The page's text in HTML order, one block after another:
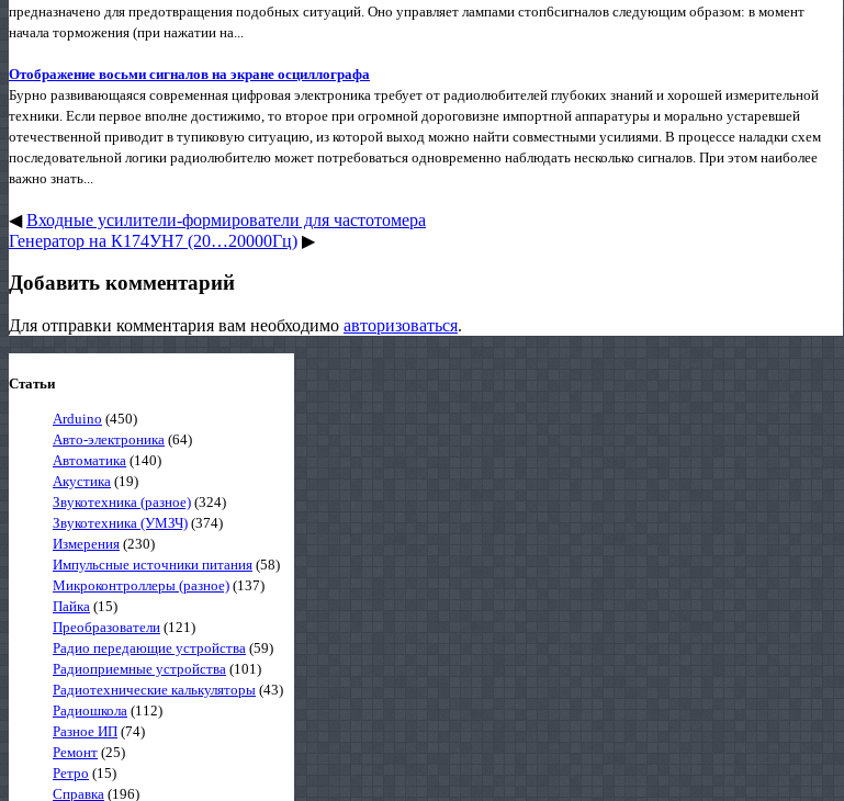
предназначено для предотвращения подобных ситуаций. Оно управляет лампами стоп6сигналов следующим образом: в момент
начала торможения (при нажатии на...
Отображение восьми сигналов на экране осциллографа
Бурно развивающаяся современная цифровая электроника требует от радиолюбителей глубоких знаний и хорошей измерительной
техники. Если первое вполне достижимо, то второе при огромной дороговизне импортной аппаратуры и морально устаревшей
отечественной приводит в тупиковую ситуацию, из которой выход можно найти совместными усилиями. В процессе наладки схем
последовательной логики радиолюбителю может потребоваться одновременно наблюдать несколько сигналов. При этом наиболее
важно знать...
◀Входные усилители-формирователи для частотомера
Генератор на К174УН7 (20…20000Гц) ▶
Добавить комментарий
Для отправки комментария вам необходимо авторизоваться.
Статьи
Arduino (450)
Авто-электроника (64)
Автоматика (140)
Акустика (19)
Звукотехника (разное) (324)
Звукотехника (УМЗЧ) (374)
Измерения (230)
Импульсные источники питания (58)
Микроконтроллеры (разное) (137)
Пайка (15)
Преобразователи (121)
Радио передающие устройства (59)
Радиоприемные устройства (101)
Радиотехнические калькуляторы (43)
Радиошкола (112)
Разное ИП (74)
Ремонт (25)
Ретро (15)
Справка (196)